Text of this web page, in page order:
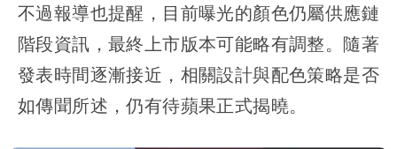
不過報導也提醒，目前曝光的顏色仍屬供應鏈
階段資訊，最終上市版本可能略有調整。隨著
發表時間逐漸接近，相關設計與配色策略是否
如傳聞所述，仍有待蘋果正式揭曉。